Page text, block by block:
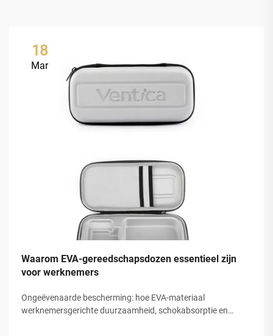
18
Mar
Waarom EVA-gereedschapsdozen essentieel zijn
voor werknemers
Ongeëvenaarde bescherming: hoe EVA-materiaal
werknemersgerichte duurzaamheid, schokabsorptie en